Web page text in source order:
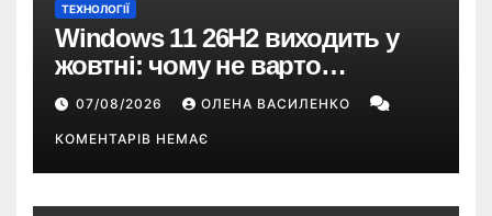
ТЕХНОЛОГІЇ
Windows 11 26H2 виходить у
жовтні: чому не варто
пропускати це оновлення
07/08/2026 ОЛЕНА ВАСИЛЕНКО
КОМЕНТАРІВ НЕМАЄ